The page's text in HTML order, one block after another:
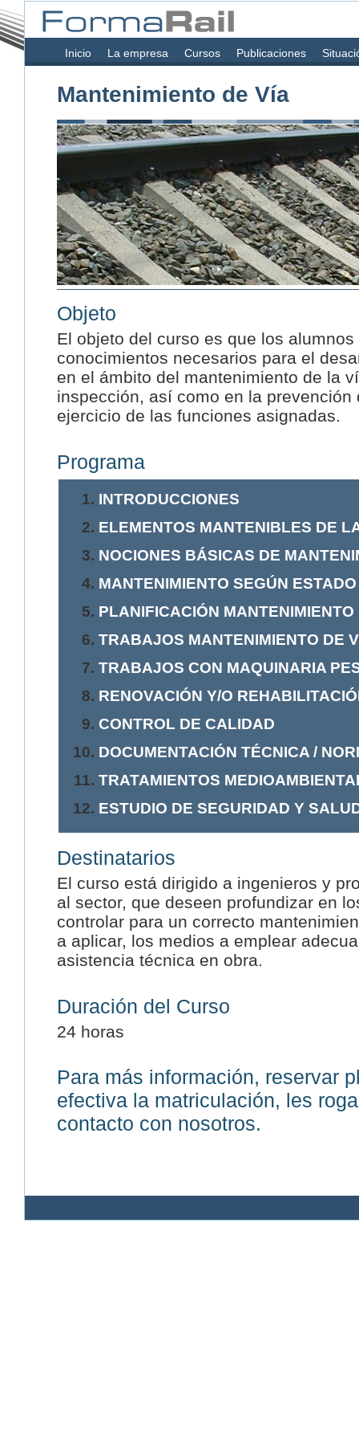
Inicio La empresa Cursos Publicaciones
Mantenimiento de Vía
Objeto
El objeto del curso es que los
conocimientos necesarios para el
en el ámbito del mantenimiento de la
inspección, así como en la prevención
ejercicio de las funciones asignadas.
Programa
INTRODUCCIONES
ELEMENTOS MANTENIBLES DE
NOCIONES BÁSICAS DE
MANTENIMIENTO SEGÚN ESTADO
PLANIFICACIÓN MANTENIMIENTO
TRABAJOS MANTENIMIENTO DE
TRABAJOS CON MAQUINARIA
RENOVACIÓN Y/O
CONTROL DE CALIDAD
DOCUMENTACIÓN TÉCNICA /
TRATAMIENTOS
ESTUDIO DE SEGURIDAD Y
Destinatarios
El curso está dirigido a ingenieros y
al sector, que deseen profundizar en
controlar para un correcto
a aplicar, los medios a emplear
asistencia técnica en obra.
Duración del Curso
24 horas
Para más información, reservar
efectiva la matriculación, les
contacto con nosotros.